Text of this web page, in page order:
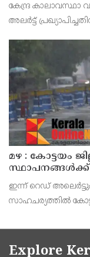
കേന്ദ്ര കാലാവസ്ഥാ
അലർട്ട്
ജില്ലയിലെ
മഴ : കോട്ടയം
ഇന്ന് റെഡ് അലെർട്ടും
സാഹചര്യത്തിൽ
വെള്ളി) ജില്ലാ
Explore